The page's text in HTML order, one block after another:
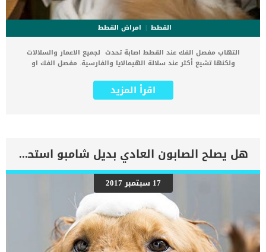
القطط
امراض القطط
التهاب مفصل الفك عند القطط اصابة تحدث لجميع الاعمار والسلالات
ولكنها تشيع أكثر عند سلالة الهيمالايا والفارسية. مفصل الفك او
السفلى والفك العلوى للقطة. اولا عليك ان تعرف مدى انزعاج قطتك من
هذه الاصابة فتوقع ان تراها كثيرة العزلة. اقرأ ايضا: ما هو علاج زغطة
ظهرت عليها ايا من الاعراض التالية: عدم القدرة على غلق وفتح
الفمفقدان الشهيةسيلان اللعابالجفاففقدان الوزنخدش الوجهكثرة المواء
هناك أنواع إصابة قطتك بالتهاب مفصل الفك او المفصل الصدغى عند
قطتك الخلع الكلي او الجزئي لمفصل فك القطةتصلب الفك اى عدم قدرة
القط على فتح فمهالتهابات عضلات المضغالتهاب الأذن الشديد ” وجود
ثقب فى الاذن”سرطان الأذن الوسطى جميع هذه الأنواع يصاحبها او ينتج
عنها التهاب مفصل الفك عند القطط. اقرأ ايضا: كيف تكتشف سرطان الفم
في قطتك ؟ علامات الإصابة وأعراضها بالتفصيل العوامل المسببة لإصابة
القط بالتهابات مفصل الفك العيوب الخلقيةالصدمات
العرضيةالعدوىالأمراض الثانوية تشخيص الطبيب البيطرى لحالة قطتك […]
اقرأ المزيد
هل يصلح الصابون العادي بديل شامبو استحمام الكلاب
17 سبتمبر 2017